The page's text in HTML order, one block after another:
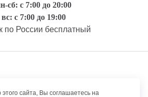
сб: с 7:00 до 20:00
вс: с 7:00 до 19:00
по России бесплатный
сайта, Вы соглашаетесь на